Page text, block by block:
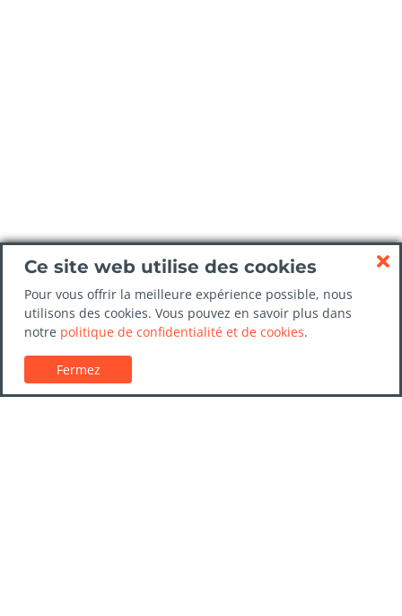
Ce site web utilise des cookies
Pour vous offrir la meilleure expérience possible, nous
utilisons des cookies. Vous pouvez en savoir plus dans
notre politique de confidentialité et de cookies.
Fermez